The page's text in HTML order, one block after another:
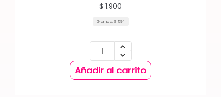
$ 1.900
Gramo a: $ 594
Añadir al carrito